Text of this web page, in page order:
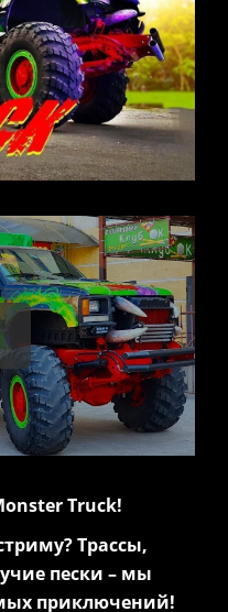
Truck!
Трассы,
пески – мы
приключений!